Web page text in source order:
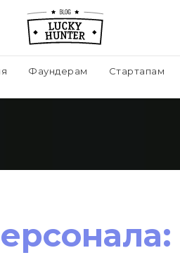
Фаундерам Стартапам